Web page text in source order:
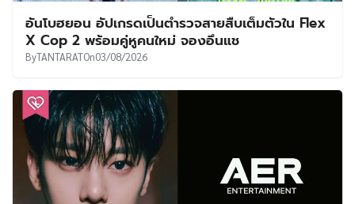
อันโบฮยอน อัปเกรดเป็นตำรวจสายสืบเต็มตัวใน Flex
X Cop 2 พร้อมคู่หูคนใหม่ จองอึนแช
ByTANTARATOn03/08/2026